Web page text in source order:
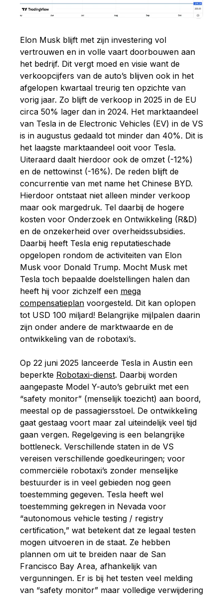
Elon Musk blijft met zijn investering vol
vertrouwen en in volle vaart doorbouwen aan
het bedrijf. Dit vergt moed en visie want de
verkoopcijfers van de auto’s blijven ook in het
afgelopen kwartaal treurig ten opzichte van
vorig jaar. Zo blijft de verkoop in 2025 in de EU
circa 50% lager dan in 2024. Het marktaandeel
van Tesla in de Electronic Vehicles (EV) in de VS
is in augustus gedaald tot minder dan 40%. Dit is
het laagste marktaandeel ooit voor Tesla.
Uiteraard daalt hierdoor ook de omzet (-12%)
en de nettowinst (-16%). De reden blijft de
concurrentie van met name het Chinese BYD.
Hierdoor ontstaat niet alleen minder verkoop
maar ook margedruk. Tel daarbij de hogere
kosten voor Onderzoek en Ontwikkeling (R&D)
en de onzekerheid over overheidssubsidies.
Daarbij heeft Tesla enig reputatieschade
opgelopen rondom de activiteiten van Elon
Musk voor Donald Trump. Mocht Musk met
Tesla toch bepaalde doelstellingen halen dan
heeft hij voor zichzelf een mega
compensatieplan voorgesteld. Dit kan oplopen
tot USD 100 miljard! Belangrijke mijlpalen daarin
zijn onder andere de marktwaarde en de
ontwikkeling van de robotaxi’s.
Op 22 juni 2025 lanceerde Tesla in Austin een
beperkte Robotaxi-dienst. Daarbij worden
aangepaste Model Y-auto’s gebruikt met een
“safety monitor” (menselijk toezicht) aan boord,
meestal op de passagiersstoel. De ontwikkeling
gaat gestaag voort maar zal uiteindelijk veel tijd
gaan vergen. Regelgeving is een belangrijke
bottleneck. Verschillende staten in de VS
vereisen verschillende goedkeuringen; voor
commerciële robotaxi’s zonder menselijke
bestuurder is in veel gebieden nog geen
toestemming gegeven. Tesla heeft wel
toestemming gekregen in Nevada voor
“autonomous vehicle testing / registry
certification,” wat betekent dat ze legaal testen
mogen uitvoeren in de staat. Ze hebben
plannen om uit te breiden naar de San
Francisco Bay Area, afhankelijk van
vergunningen. Er is bij het testen veel melding
van “safety monitor” maar volledige verwijdering